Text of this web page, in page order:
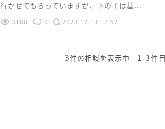
行かせてもらっていますが、下の子は基...
3188 0 2023.12.13 17:52
3件の相談を表示中 1-3件目